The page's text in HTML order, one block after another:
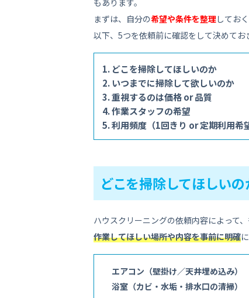
もあります。
まずは、自分の希望や条件を整理してお
以下、5つを依頼前に確認をして決めてお
どこを掃除してほしいのか
いつまでに掃除して欲しいのか
重視するのは価格 or 品質
作業スタッフの希望
利用頻度（1回きり or 定期利用希
どこを掃除してほしいの
ハウスクリーニングの依頼内容によって
作業してほしい場所や内容を事前に明確
エアコン（壁掛け／天井埋め込み）
浴室（カビ・水垢・排水口の清掃）